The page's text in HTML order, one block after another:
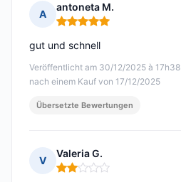
A
antoneta M.
Hinweis: 5 von 5
Veröffentlicht am 30/12/2025 à 17h38
nach einem Kauf von 17/12/2025
gut und schnell
Übersetzte Bewertungen
V
Valeria G.
Hinweis: 2 von 5